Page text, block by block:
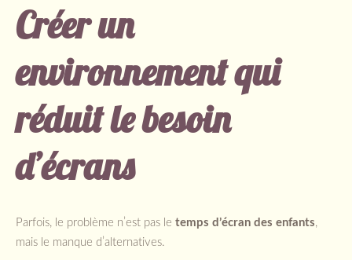
Créer un
environnement qui
réduit le besoin
d’écrans
Parfois, le problème n’est pas le temps d’écran des enfants,
mais le manque d’alternatives.